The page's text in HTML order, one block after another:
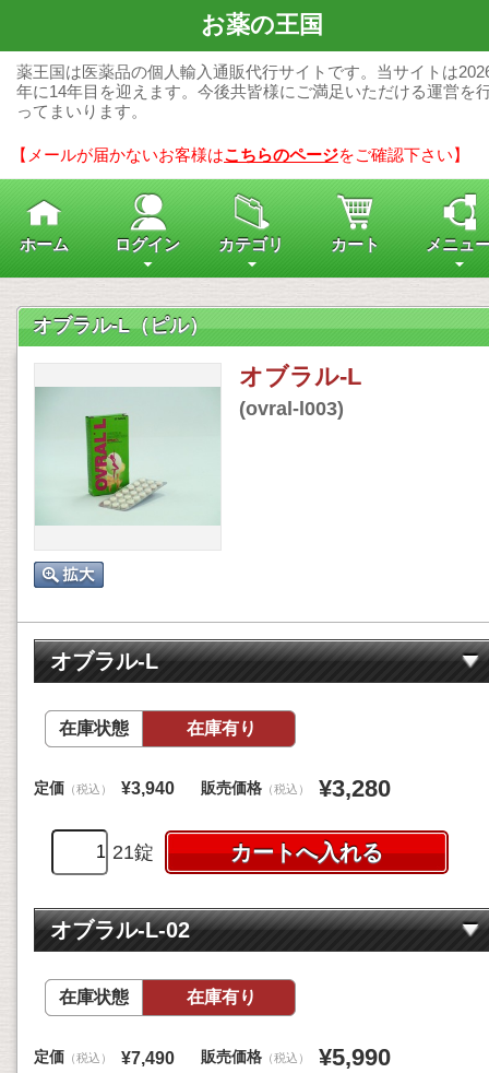
お薬の王国
薬王国は医薬品の個人輸入通販代行サイトです。当サイトは
年に14年目を迎えます。今後共皆様にご満足いただける運営を
ってまいります。
【メールが届かないお客様はこちらのページをご確認下さい】
ホーム ログイン カテゴリ カート メニュ
オブラル-L（ピル）
オブラル-L
(ovral-l003)
オブラル-L
在庫状態 在庫有り
定価 （税込） ¥3,940 販売価格 （税込） ¥3,280
21錠
オブラル-L-02
在庫状態 在庫有り
定価 （税込） ¥7,490 販売価格 （税込） ¥5,990